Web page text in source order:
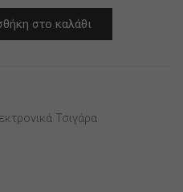
στο καλάθι
Τσιγάρα